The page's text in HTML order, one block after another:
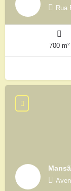
Rua
700 m²